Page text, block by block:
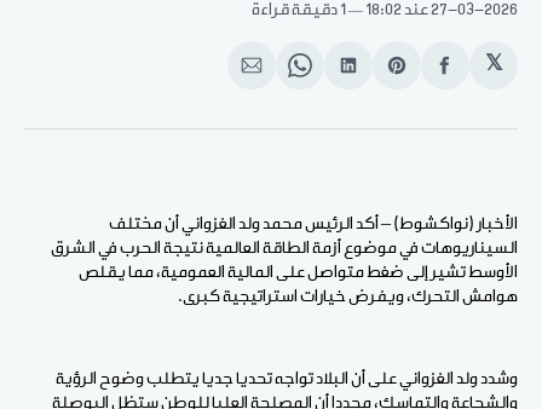
27-03-2026عند 18:02 1 دقيقة قراءة
𝕏
انشر
الفيسبوك
Share
Pinterest
انشر
لينكد
Share
WhatsApp
انشر
الإيميل
الأخبار (نواكشوط) – أكد الرئيس محمد ولد الغزواني أن مختلف
السيناريوهات في موضوع أزمة الطاقة العالمية نتيجة الحرب في الشرق
الأوسط تشير إلى ضغط متواصل على المالية العمومية، مما يقلص
هوامش التحرك، ويفرض خيارات استراتيجية كبرى.
وشدد ولد الغزواني على أن البلاد تواجه تحديا جديا يتطلب وضوح الرؤية
والشجاعة والتماسك، مجددا أن المصلحة العليا للوطن ستظل البوصلة